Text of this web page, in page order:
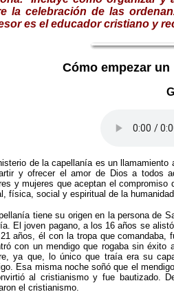
la celebración de las
es el educador cristiano y
Cómo empezar
de la capellanía es un
y ofrecer el amor de Dios a todos
y mujeres que aceptan el
física, social y espiritual de la
tiene su origen en la persona de
El joven pagano, a los 16 años se
años, él con la tropa que comandaba,
con un mendigo que rogaba sin
ya que, lo único que traía era su
Esa misma noche soñó que el
al cristianismo y fue bautizado.
el cristianismo.